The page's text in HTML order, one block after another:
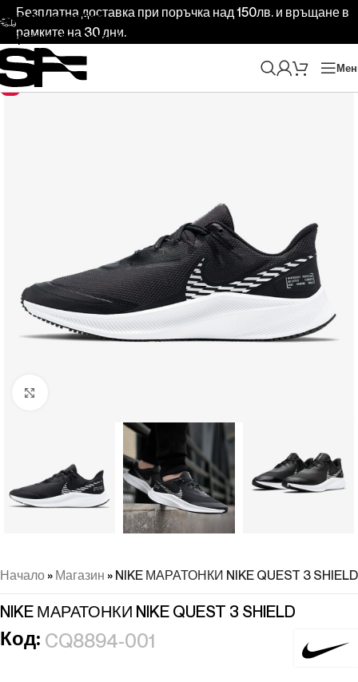
Skip to navigation
Skip to main content
Безплатна доставка при поръчка над 150лв. и връщане в
рамките на 30 дни.
-20%
Начало » Магазин » NIKE МАРАТОНКИ NIKE QUEST 3 SHIELD
NIKE МАРАТОНКИ NIKE QUEST 3 SHIELD
Код: CQ8894-001